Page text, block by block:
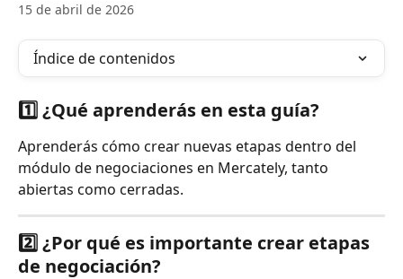
15 de abril de 2026
Índice de contenidos
1️⃣ ¿Qué aprenderás en esta guía?
Aprenderás cómo crear nuevas etapas dentro del
módulo de negociaciones en Mercately, tanto
abiertas como cerradas.
2️⃣ ¿Por qué es importante crear etapas
de negociación?